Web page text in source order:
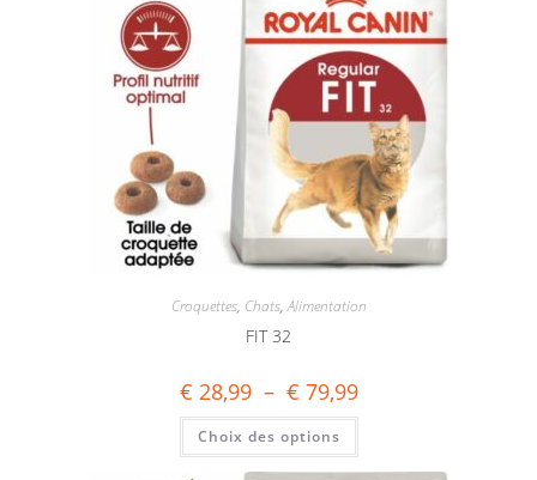
Croquettes, Chats,Alimentation
FIT 32
€ 28,99 – € 79,99
Choix des options